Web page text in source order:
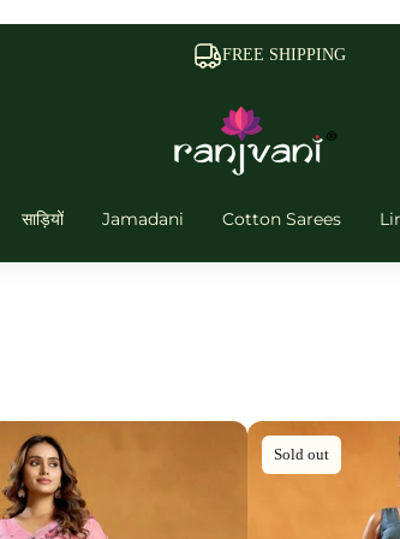
FAST DELIVERY
साड़ियों Jamadani Cotton Sarees
Sold out